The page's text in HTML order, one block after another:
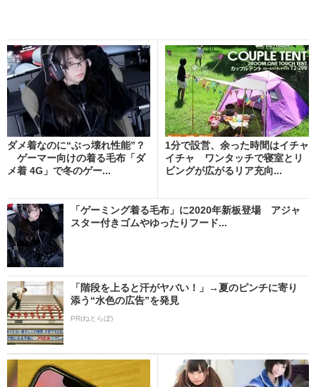
ダメ着なのに“ぶっ壊れ性能”？
ゲーマー向けの着る毛布「ダ
メ着 4G」で冬のゲー...
1分で設営、余った時間はイチャ
イチャ ワンタッチで寝室とリ
ビングが広がるリア充向...
「ゲーミング着る毛布」に2020年新板登場 アジャ
スター付きゴムやゆったりフード...
「階段を上ると汗がヤバい！」→夏のピンチに寄り
添う“水色の広告”を発見
PR(ねとらぼ)